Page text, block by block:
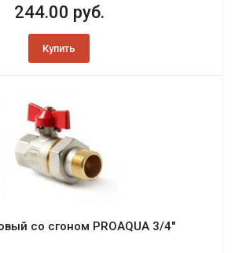
244.00 руб.
Купить
со сгоном PROAQUA 3/4"